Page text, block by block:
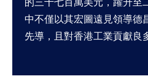
中不僅以其宏圖遠見領導德
先導，且對香港工業貢獻良